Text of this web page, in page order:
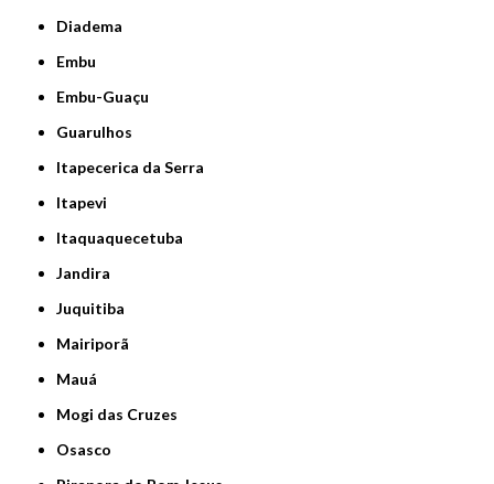
Diadema
Embu
Embu-Guaçu
Guarulhos
Itapecerica da Serra
Itapevi
Itaquaquecetuba
Jandira
Juquitiba
Mairiporã
Mauá
Mogi das Cruzes
Osasco